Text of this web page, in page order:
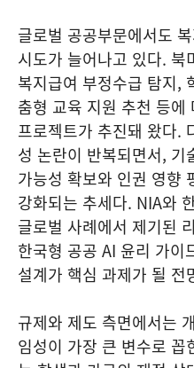
글로벌 공공부문에서도
시도가 늘어나고 있다. 북
복지급여 부정수급 탐지,
춤형 교육 지원 추천 등에
프로젝트가 추진돼 왔다.
성 논란이 반복되면서, 기
가능성 확보와 인권 영향
강화되는 추세다. NIA와
글로벌 사례에서 제기된
한국형 공공 AI 윤리 가이
설계가 핵심 과제가 될 전
규제와 제도 측면에서는
임성이 가장 큰 변수로 꼽